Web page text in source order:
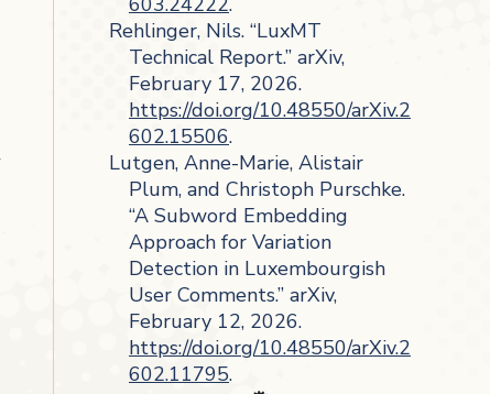
Rehlinger, Nils. “LuxMT
Technical Report.” arXiv,
February 17, 2026.
https://doi.org/10.48550/arXiv.2
602.15506.
Lutgen, Anne-Marie, Alistair
Plum, and Christoph Purschke.
“A Subword Embedding
Approach for Variation
Detection in Luxembourgish
User Comments.” arXiv,
February 12, 2026.
https://doi.org/10.48550/arXiv.2
602.11795.